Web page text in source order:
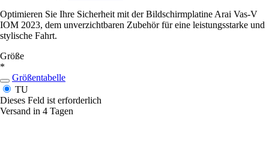
Optimieren Sie Ihre Sicherheit mit der Bildschirmplatine Arai Vas-V
IOM 2023, dem unverzichtbaren Zubehör für eine leistungsstarke und
stylische Fahrt.
Größe
*
Größentabelle
TU
Dieses Feld ist erforderlich
Versand in 4 Tagen